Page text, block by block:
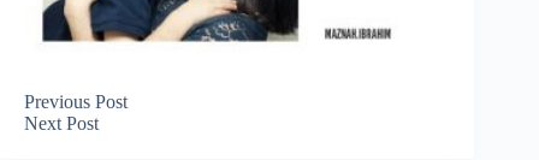
Previous Post
Next Post